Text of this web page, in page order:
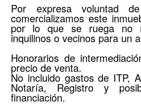
Por expresa voluntad
comercializamos este
por lo que se ruega no
inquilinos o vecinos para un
Honorarios de
precio de venta.
No incluido gastos de ITP,
Notaría, Registro y
financiación.